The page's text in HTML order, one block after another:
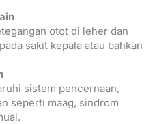
otot di leher dan
sakit kepala atau bahkan
sistem pencernaan,
seperti maag, sindrom